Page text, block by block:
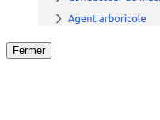
Fermer